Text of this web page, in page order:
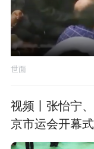
世面
视频丨张怡宁
京市运会开幕式